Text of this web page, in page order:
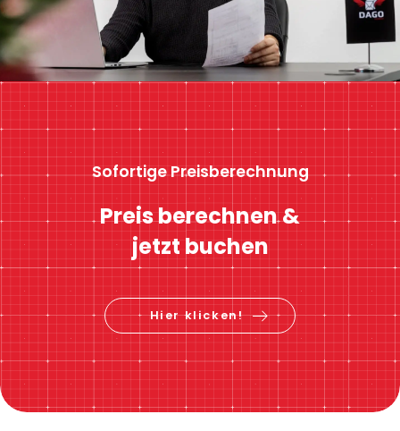
Sofortige Preisberechnung
Preis berechnen &
jetzt buchen
Hier klicken!